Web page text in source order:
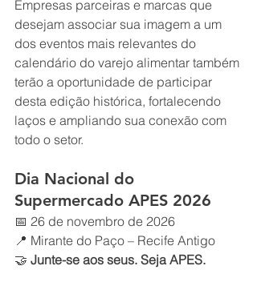
Empresas parceiras e marcas que
desejam associar sua imagem a um
dos eventos mais relevantes do
calendário do varejo alimentar também
terão a oportunidade de participar
desta edição histórica, fortalecendo
laços e ampliando sua conexão com
todo o setor.
Dia Nacional do
Supermercado APES 2026
📅 26 de novembro de 2026
📍 Mirante do Paço – Recife Antigo
🤝 Junte-se aos seus. Seja APES.